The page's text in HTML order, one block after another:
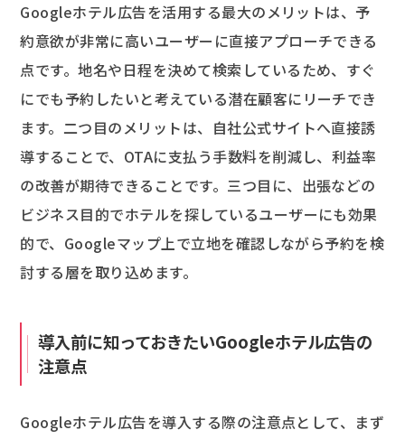
Googleホテル広告を活用する最大のメリットは、予
約意欲が非常に高いユーザーに直接アプローチできる
点です。地名や日程を決めて検索しているため、すぐ
にでも予約したいと考えている潜在顧客にリーチでき
ます。二つ目のメリットは、自社公式サイトへ直接誘
導することで、OTAに支払う手数料を削減し、利益率
の改善が期待できることです。三つ目に、出張などの
ビジネス目的でホテルを探しているユーザーにも効果
的で、Googleマップ上で立地を確認しながら予約を検
討する層を取り込めます。
導入前に知っておきたいGoogleホテル広告の
注意点
Googleホテル広告を導入する際の注意点として、まず